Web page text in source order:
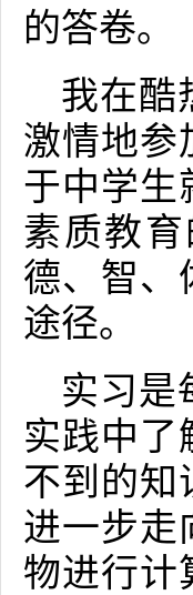
的答卷。
我在酷
激情地参
于中学生
素质教
德、智、
途径。
实习是
实践中了
不到的知
进一步走
物进行计